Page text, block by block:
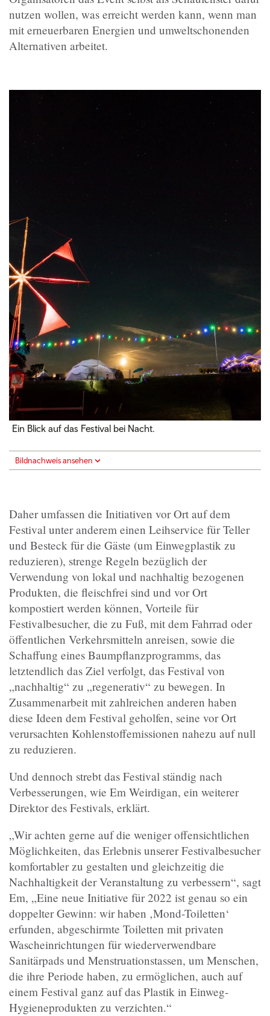
nutzen wollen, was erreicht werden kann, wenn man
mit erneuerbaren Energien und umweltschonenden
Alternativen arbeitet.
Ein Blick auf das Festival bei Nacht.
Bildnachweis ansehen
Daher umfassen die Initiativen vor Ort auf dem
Festival unter anderem einen Leihservice für Teller
und Besteck für die Gäste (um Einwegplastik zu
reduzieren), strenge Regeln bezüglich der
Verwendung von lokal und nachhaltig bezogenen
Produkten, die fleischfrei sind und vor Ort
kompostiert werden können, Vorteile für
Festivalbesucher, die zu Fuß, mit dem Fahrrad oder
öffentlichen Verkehrsmitteln anreisen, sowie die
Schaffung eines Baumpflanzprogramms, das
letztendlich das Ziel verfolgt, das Festival von
„nachhaltig“ zu „regenerativ“ zu bewegen. In
Zusammenarbeit mit zahlreichen anderen haben
diese Ideen dem Festival geholfen, seine vor Ort
verursachten Kohlenstoffemissionen nahezu auf null
zu reduzieren.
Und dennoch strebt das Festival ständig nach
Verbesserungen, wie Em Weirdigan, ein weiterer
Direktor des Festivals, erklärt.
„Wir achten gerne auf die weniger offensichtlichen
Möglichkeiten, das Erlebnis unserer Festivalbesucher
komfortabler zu gestalten und gleichzeitig die
Nachhaltigkeit der Veranstaltung zu verbessern“, sagt
Em, „Eine neue Initiative für 2022 ist genau so ein
doppelter Gewinn: wir haben ‚Mond-Toiletten‘
erfunden, abgeschirmte Toiletten mit privaten
Wascheinrichtungen für wiederverwendbare
Sanitärpads und Menstruationstassen, um Menschen,
die ihre Periode haben, zu ermöglichen, auch auf
einem Festival ganz auf das Plastik in Einweg-
Hygieneprodukten zu verzichten.“